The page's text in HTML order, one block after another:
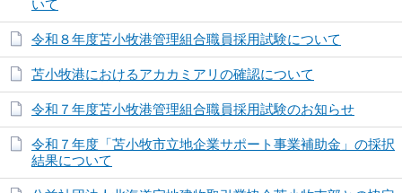
いて
令和８年度苫小牧港管理組合職員採用試験について
苫小牧港におけるアカカミアリの確認について
令和７年度苫小牧港管理組合職員採用試験のお知らせ
令和７年度「苫小牧市立地企業サポート事業補助金」の採択
結果について